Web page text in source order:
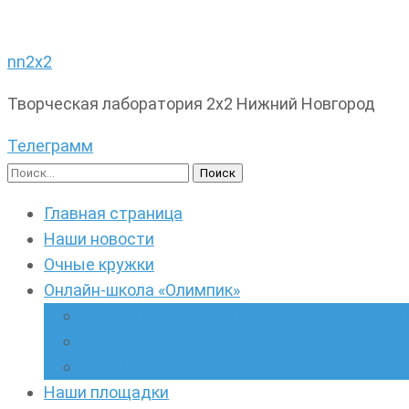
nn2x2
Творческая лаборатория 2х2 Нижний Новгород
Телеграмм
Найти:
Главная страница
Наши новости
Очные кружки
Онлайн-школа «Олимпик»
Наши площадки